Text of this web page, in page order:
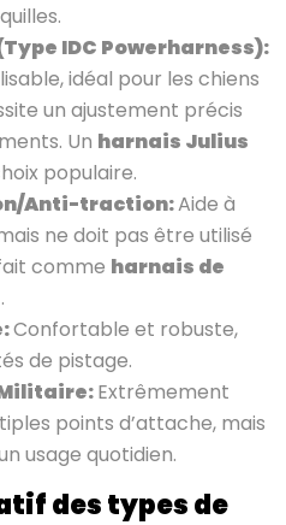
IDC Powerharness):
idéal pour les chiens
un ajustement précis
Un harnais Julius
populaire.
Anti-traction:Aide à
ne doit pas être utilisé
comme harnais de
.
Confortable et robuste,
de pistage.
Extrêmement
points d’attache, mais
usage quotidien.
des types de